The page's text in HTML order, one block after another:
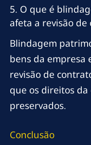
5. O que é
afeta a revisão de
Blindagem
bens da empresa
revisão de
que os direitos
preservados.
Conclusão